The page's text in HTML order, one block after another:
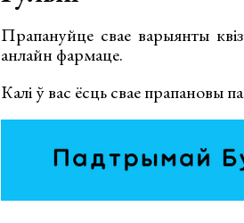
Прапануйце свае варыянты
анлайн фармаце.
Калі ў вас ёсць свае прапановы